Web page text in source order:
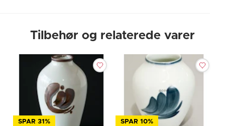
Tilbehør og relaterede varer
SPAR 31% SPAR 10%